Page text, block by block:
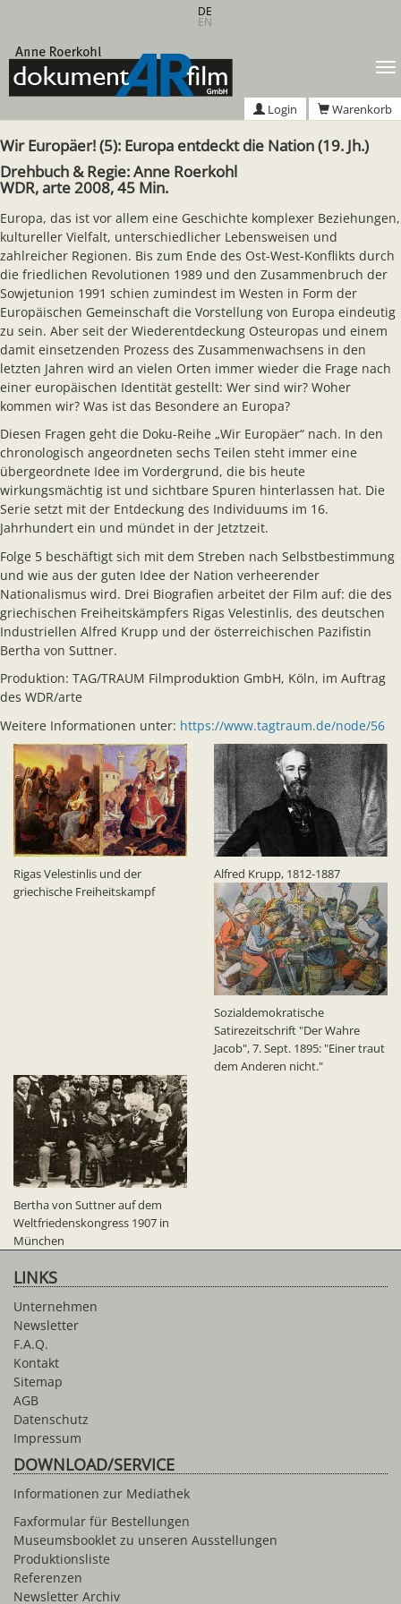
springen
DE
EN
Login Warenkorb
Wir Europäer! (5): Europa entdeckt die Nation (19. Jh.)
Drehbuch & Regie: Anne Roerkohl
WDR, arte 2008, 45 Min.
Europa, das ist vor allem eine Geschichte komplexer Beziehungen,
kultureller Vielfalt, unterschiedlicher Lebensweisen und
zahlreicher Regionen. Bis zum Ende des Ost-West-Konflikts durch
die friedlichen Revolutionen 1989 und den Zusammenbruch der
Sowjetunion 1991 schien zumindest im Westen in Form der
Europäischen Gemeinschaft die Vorstellung von Europa eindeutig
zu sein. Aber seit der Wiederentdeckung Osteuropas und einem
damit einsetzenden Prozess des Zusammenwachsens in den
letzten Jahren wird an vielen Orten immer wieder die Frage nach
einer europäischen Identität gestellt: Wer sind wir? Woher
kommen wir? Was ist das Besondere an Europa?
Diesen Fragen geht die Doku-Reihe „Wir Europäer“ nach. In den
chronologisch angeordneten sechs Teilen steht immer eine
übergeordnete Idee im Vordergrund, die bis heute
wirkungsmächtig ist und sichtbare Spuren hinterlassen hat. Die
Serie setzt mit der Entdeckung des Individuums im 16.
Jahrhundert ein und mündet in der Jetztzeit.
Folge 5 beschäftigt sich mit dem Streben nach Selbstbestimmung
und wie aus der guten Idee der Nation verheerender
Nationalismus wird. Drei Biografien arbeitet der Film auf: die des
griechischen Freiheitskämpfers Rigas Velestinlis, des deutschen
Industriellen Alfred Krupp und der österreichischen Pazifistin
Bertha von Suttner.
Produktion: TAG/TRAUM Filmproduktion GmbH, Köln, im Auftrag
des WDR/arte
Weitere Informationen unter: https://www.tagtraum.de/node/56
Rigas Velestinlis und der
griechische Freiheitskampf
Alfred Krupp, 1812-1887
Sozialdemokratische
Satirezeitschrift "Der Wahre
Jacob", 7. Sept. 1895: "Einer traut
dem Anderen nicht."
Bertha von Suttner auf dem
Weltfriedenskongress 1907 in
München
LINKS
Unternehmen
Newsletter
F.A.Q.
Kontakt
Sitemap
AGB
Datenschutz
Impressum
DOWNLOAD/SERVICE
Informationen zur Mediathek
Faxformular für Bestellungen
Museumsbooklet zu unseren Ausstellungen
Produktionsliste
Referenzen
Newsletter Archiv